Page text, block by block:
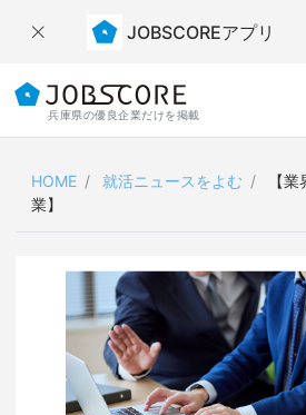
JOBSCOREアプリ
兵庫県の優良企業だけを掲載
HOME 就活ニュースをよむ
【
業】